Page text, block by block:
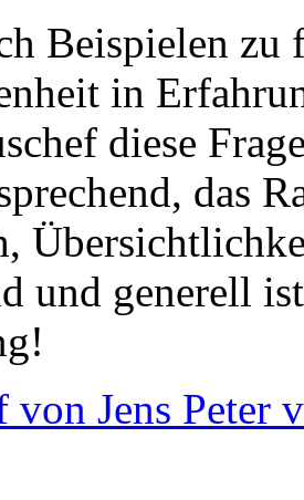
Beispielen zu
in
diese
das
und generell
Jens Peter